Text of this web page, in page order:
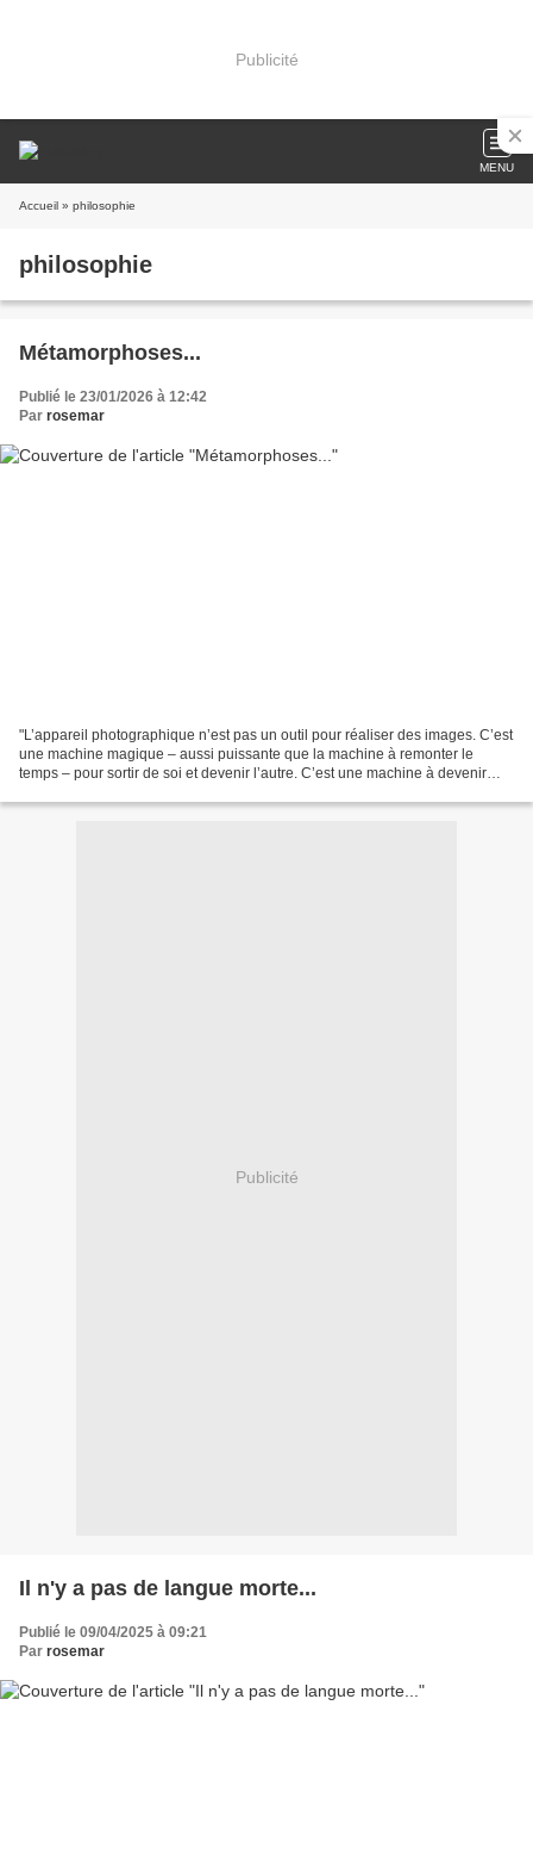
Publicité
MENU
Accueil » philosophie
philosophie
Métamorphoses...
Publié le 23/01/2026 à 12:42
Par rosemar
"L’appareil photographique n’est pas un outil pour réaliser des images. C’est
une machine magique – aussi puissante que la machine à remonter le
temps – pour sortir de soi et devenir l’autre. C’est une machine à devenir
Publicité
Il n'y a pas de langue morte...
Publié le 09/04/2025 à 09:21
Par rosemar